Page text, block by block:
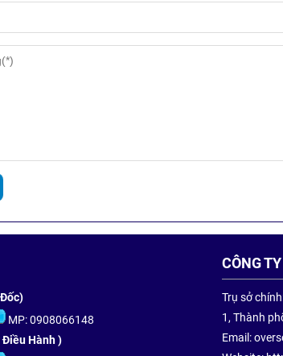
MP: 0908066148
Điều Hành )
CÔNG
Trụ sở
1, Thành
Email: